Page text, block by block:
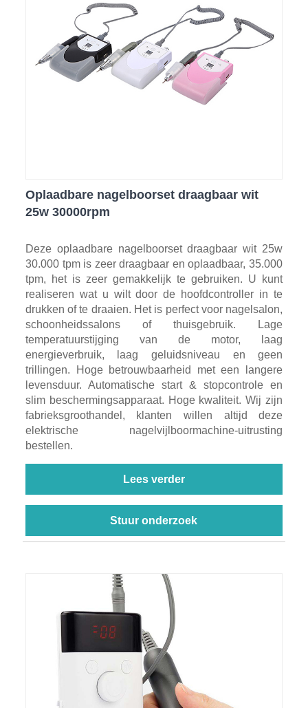
Oplaadbare nagelboorset draagbaar wit
25w 30000rpm
Deze oplaadbare nagelboorset draagbaar wit 25w
30.000 tpm is zeer draagbaar en oplaadbaar, 35.000
tpm, het is zeer gemakkelijk te gebruiken. U kunt
realiseren wat u wilt door de hoofdcontroller in te
drukken of te draaien. Het is perfect voor nagelsalon,
schoonheidssalons of thuisgebruik. Lage
temperatuurstijging van de motor, laag
energieverbruik, laag geluidsniveau en geen
trillingen. Hoge betrouwbaarheid met een langere
levensduur. Automatische start & stopcontrole en
slim beschermingsapparaat. Hoge kwaliteit. Wij zijn
fabrieksgroothandel, klanten willen altijd deze
elektrische nagelvijlboormachine-uitrusting
bestellen.
Lees verder
Stuur onderzoek